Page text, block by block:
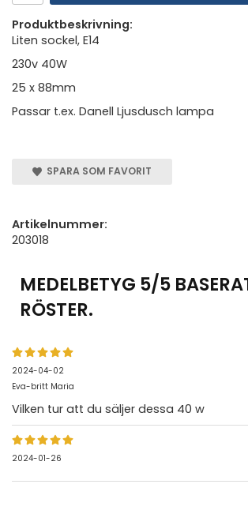
Produktbeskrivning:
Liten sockel, E14
230v 40W
25 x 88mm
Passar t.ex. Danell Ljusdusch lampa
SPARA SOM FAVORIT
Artikelnummer:
203018
MEDELBETYG 5/5
RÖSTER.
2024-04-02
Eva-britt Maria
Vilken tur att du säljer dessa 40 w
2024-01-26